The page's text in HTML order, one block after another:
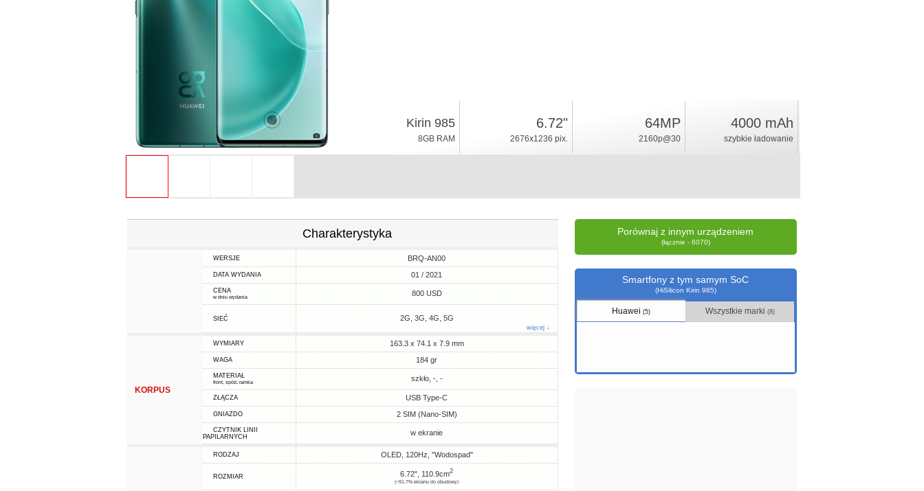
Kirin 985
8GB RAM
6.72"
2676x1236 pix.
64MP
2160p@30
4000 mAh
szybkie ładowanie
Charakterystyka
WERSJE BRQ-AN00
DATA WYDANIA 01 / 2021
CENA
w dniu wydania 800 USD
SIEĆ 2G, 3G, 4G, 5G
więcej ↓
KORPUS
WYMIARY 163.3 x 74.1 x 7.9 mm
WAGA 184 gr
MATERIAŁ
front, spód, ramka szkło, -, -
ZŁĄCZA USB Type-C
GNIAZDO 2 SIM (Nano-SIM)
CZYTNIK LINII
PAPILARNYCH
w ekranie
RODZAJ OLED, 120Hz, "Wodospad"
ROZMIAR 6.72", 110.9cm2
(~91.7% ekranu do obudowy)
Porównaj z innym urządzeniem
(łącznie - 6070)
Smartfony z tym samym SoC
(HiSilicon Kirin 985)
Huawei(5) Wszystkie marki (8)